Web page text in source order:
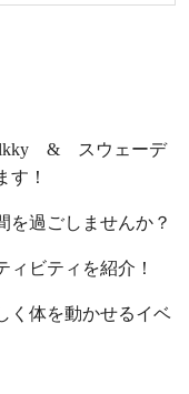
& スウェーデ
す！
を過ごしませんか？
ィビティを紹介！
く体を動かせるイベ